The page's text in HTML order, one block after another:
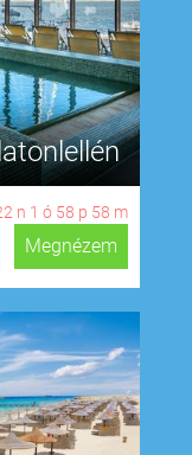
n 1 ó 58 p 57 m
Megnézem